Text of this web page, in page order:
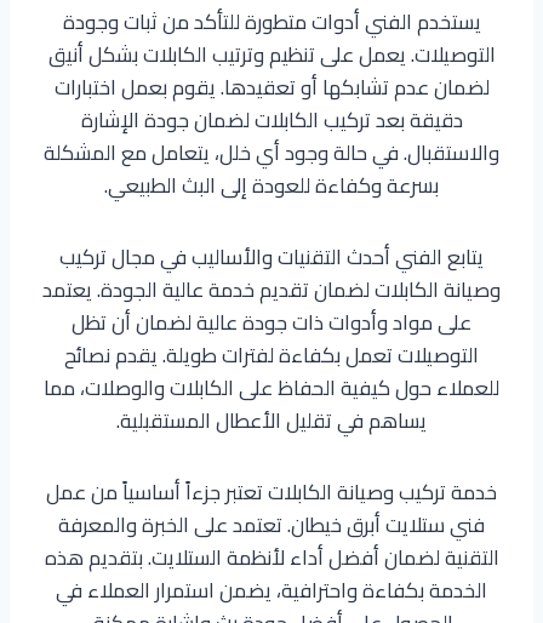
يستخدم الفني أدوات متطورة للتأكد من ثبات وجودة
التوصيلات. يعمل على تنظيم وترتيب الكابلات بشكل أنيق
لضمان عدم تشابكها أو تعقيدها. يقوم بعمل اختبارات
دقيقة بعد تركيب الكابلات لضمان جودة الإشارة
والاستقبال. في حالة وجود أي خلل، يتعامل مع المشكلة
بسرعة وكفاءة للعودة إلى البث الطبيعي.
يتابع الفني أحدث التقنيات والأساليب في مجال تركيب
وصيانة الكابلات لضمان تقديم خدمة عالية الجودة. يعتمد
على مواد وأدوات ذات جودة عالية لضمان أن تظل
التوصيلات تعمل بكفاءة لفترات طويلة. يقدم نصائح
للعملاء حول كيفية الحفاظ على الكابلات والوصلات، مما
يساهم في تقليل الأعطال المستقبلية.
خدمة تركيب وصيانة الكابلات تعتبر جزءاً أساسياً من عمل
فني ستلايت أبرق خيطان. تعتمد على الخبرة والمعرفة
التقنية لضمان أفضل أداء لأنظمة الستلايت. بتقديم هذه
الخدمة بكفاءة واحترافية، يضمن استمرار العملاء في